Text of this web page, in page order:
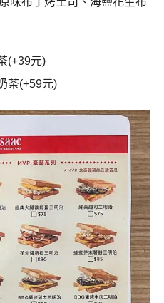
(+39元)
茶(+59元)